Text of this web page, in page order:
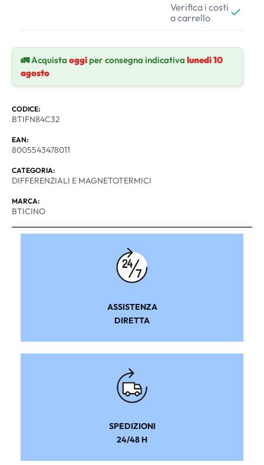
Verifica i costi
a carrello
🚛 Acquista oggiper consegna indicativa lunedì 10
agosto
CODICE:
BTIFN84C32
EAN:
8005543478011
CATEGORIA:
DIFFERENZIALI E MAGNETOTERMICI
MARCA:
BTICINO
ASSISTENZA
DIRETTA
SPEDIZIONI
24/48 H